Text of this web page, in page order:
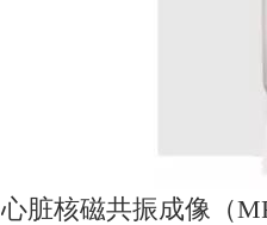
心脏核磁共振成像（